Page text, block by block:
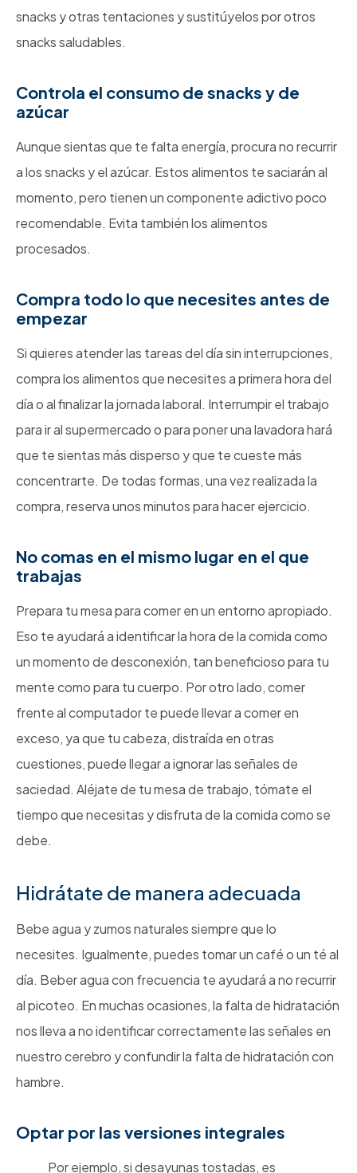
snacks y otras tentaciones y sustitúyelos por otros
snacks saludables.
Controla el consumo de snacks y de
azúcar
Aunque sientas que te falta energía, procura no recurrir
a los snacks y el azúcar. Estos alimentos te saciarán al
momento, pero tienen un componente adictivo poco
recomendable. Evita también los alimentos
procesados.
Compra todo lo que necesites antes de
empezar
Si quieres atender las tareas del día sin interrupciones,
compra los alimentos que necesites a primera hora del
día o al finalizar la jornada laboral. Interrumpir el trabajo
para ir al supermercado o para poner una lavadora hará
que te sientas más disperso y que te cueste más
concentrarte. De todas formas, una vez realizada la
compra, reserva unos minutos para hacer ejercicio.
No comas en el mismo lugar en el que
trabajas
Prepara tu mesa para comer en un entorno apropiado.
Eso te ayudará a identificar la hora de la comida como
un momento de desconexión, tan beneficioso para tu
mente como para tu cuerpo. Por otro lado, comer
frente al computador te puede llevar a comer en
exceso, ya que tu cabeza, distraída en otras
cuestiones, puede llegar a ignorar las señales de
saciedad. Aléjate de tu mesa de trabajo, tómate el
tiempo que necesitas y disfruta de la comida como se
debe.
Hidrátate de manera adecuada
Bebe agua y zumos naturales siempre que lo
necesites. Igualmente, puedes tomar un café o un té al
día. Beber agua con frecuencia te ayudará a no recurrir
al picoteo. En muchas ocasiones, la falta de hidratación
nos lleva a no identificar correctamente las señales en
nuestro cerebro y confundir la falta de hidratación con
hambre.
Optar por las versiones integrales
Por ejemplo, si desayunas tostadas, es